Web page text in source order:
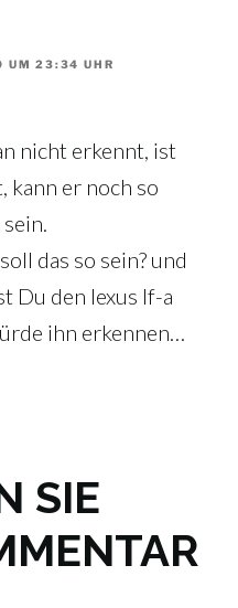
UM 23:34 UHR
nicht erkennt, ist
kann er noch so
das so sein? und
Du den lexus lf-a
ihn erkennen…
SIE